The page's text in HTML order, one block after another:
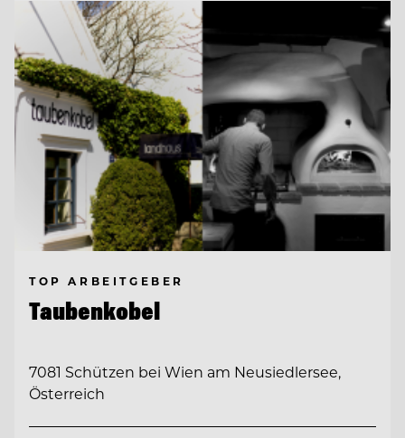
TOP ARBEITGEBER
Taubenkobel
7081 Schützen bei Wien am Neusiedlersee,
Österreich